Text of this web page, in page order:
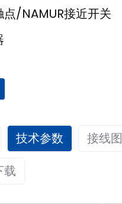
/NAMUR接近开关
技术参数
接线图
载